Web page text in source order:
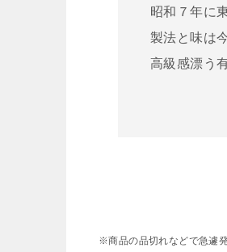
昭和７年に
製法と味は
高級感漂う
※商品の品切れなどで急遽